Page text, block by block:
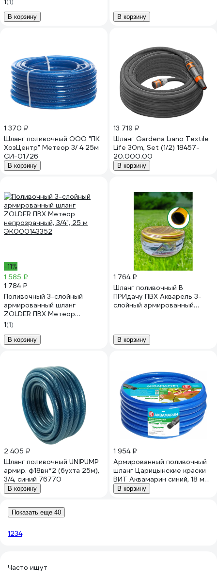
ЭК000143353
В корзину В корзину
1 370 ₽
Шланг поливочный ООО "ПК
ХозЦентр" Метеор 3/ 4 25м
СИ-01726
В корзину
13 719 ₽
Шланг Gardena Liano Textile
Life 30m, Set (1/2) 18457-
20.000.00
В корзину
-11%
1 585 ₽
1 784 ₽
Поливочный 3-слойный
армированный шланг
ZOLDER ПВХ Метеор
непрозрачный, 3/4", 25 м
ЭК000143352
1(1)
В корзину
1 764 ₽
Шланг поливочный В
ПРИдачу ПВХ Акварель 3-
слойный армированный
В корзину
2 405 ₽
Шланг поливочный UNIPUMP
армир. ф18вн*2 (бухта 25м),
3/4, синий 76770
В корзину
1 954 ₽
Армированный поливочный
шланг Царицынские краски
ВИТ Аквамарин синий, 18 мм,
2 мм, 25 м 38504 22964
В корзину
Показать еще 40
1234
Часто ищут